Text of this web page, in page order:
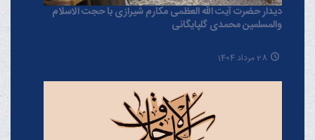
دیدار حضرت آیت الله العظمی مکارم شیرازی با حجت الاسلام
والمسلمین محمدی گلپایگانی
28 مرداد 1404